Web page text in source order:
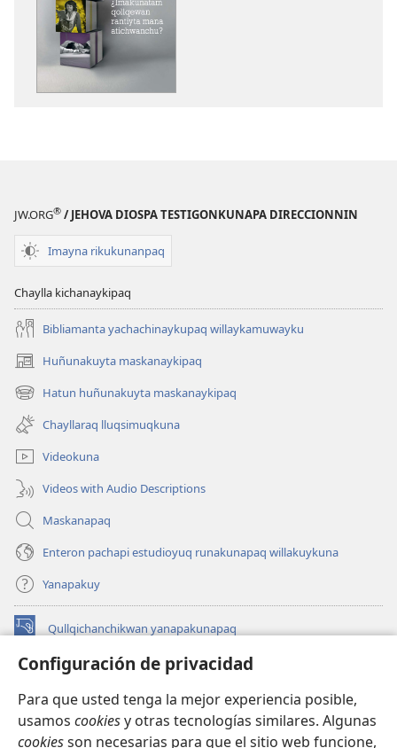
Configuración de privacidad
Para que usted tenga la mejor experiencia posible,
usamos cookiesy otras tecnologías similares. Algunas
cookiesson necesarias para que el sitio web funcione,
JW.ORG® / JEHOVA DIOSPA TESTIGONKUNAPA DIRECCIONNIN
Imayna rikukunanpaq
Chaylla kichanaykipaq
Bibliamanta yachachinaykupaq willaykamuwayku
Huñunakuyta maskanaykipaq
(abre
una
nueva
ventana)
Hatun huñunakuyta maskanaykipaq
(abre
una
nueva
ventana)
Chayllaraq lluqsimuqkuna
Videokuna
Videos with Audio Descriptions
Maskanapaq
Enteron pachapi estudioyuq runakunapaq willakuykuna
Yanapakuy
Qullqichanchikwan yanapakunapaq
(abre
nueva INTERNETPI QILLQAKUNA Watchtower™
una
nueva
ventana)
JW Hub
(abre
una